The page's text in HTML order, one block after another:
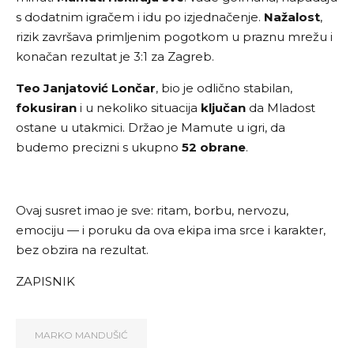
s dodatnim igračem i idu po izjednačenje. Nažalost,
rizik završava primljenim pogotkom u praznu mrežu i
konačan rezultat je 3:1 za Zagreb.
Teo Janjatović Lončar, bio je odlično stabilan,
fokusiran i u nekoliko situacija ključan da Mladost
ostane u utakmici. Držao je Mamute u igri, da
budemo precizni s ukupno 52 obrane.
Ovaj susret imao je sve: ritam, borbu, nervozu,
emociju — i poruku da ova ekipa ima srce i karakter,
bez obzira na rezultat.
ZAPISNIK
MARKO MANDUŠIĆ